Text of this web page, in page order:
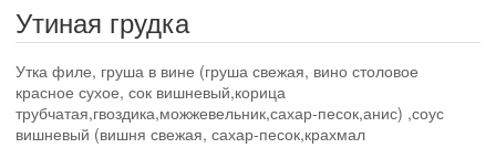
Утиная грудка
Утка филе, груша в вине (груша свежая, вино столовое
красное сухое, сок вишневый,корица
трубчатая,гвоздика,можжевельник,сахар-песок,анис) ,соус
вишневый (вишня свежая, сахар-песок,крахмал